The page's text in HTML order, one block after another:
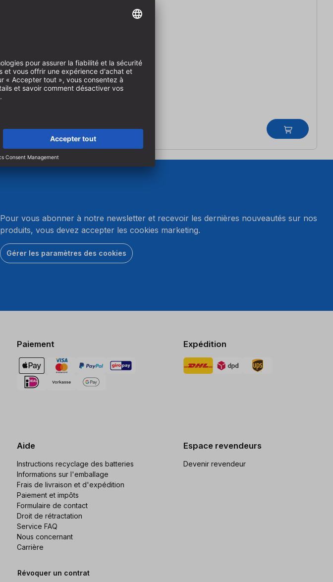
Pour vous abonner à notre newsletter et recevoir les dernières nouveautés sur nos
produits, vous devez accepter les cookies marketing.
Gérer les paramètres des cookies
Paiement Expédition
Aide
Instructions recyclage des batteries
Informations sur l'emballage
Frais de livraison et d'expédition
Paiement et impôts
Formulaire de contact
Droit de rétractation
Service FAQ
Nous concernant
Carrière
Révoquer un contrat
Espace revendeurs
Devenir revendeur